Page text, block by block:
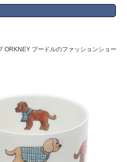
ORKNEY プードルのファッションショー